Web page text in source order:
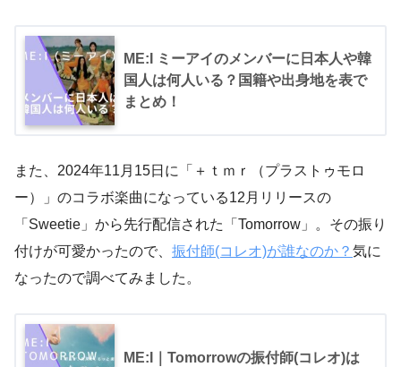
ME:I ミーアイのメンバーに日本人や韓
国人は何人いる？国籍や出身地を表で
まとめ！
また、2024年11月15日に「＋ｔｍｒ（プラストゥモロ
ー）」のコラボ楽曲になっている12月リリースの
「Sweetie」から先行配信された「Tomorrow」。その振り
付けが可愛かったので、 振付師(コレオ)が誰なのか？ 気に
なったので調べてみました。
ME:I｜Tomorrowの振付師(コレオ)は